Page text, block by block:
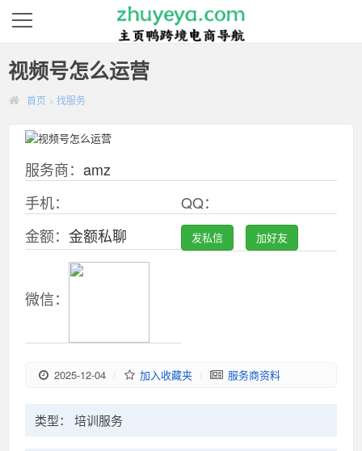
视频号怎么运营
首页 > 找服务
服务商： amz
手机：
QQ：
金额： 金额私聊 发私信 加好友
微信：
2025-12-04 加入收藏夹 服务商资料
类型： 培训服务